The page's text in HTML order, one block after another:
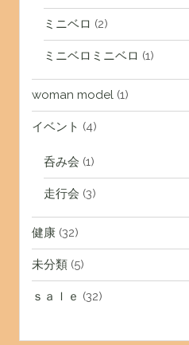
ミニベロ (2)
ミニベロミニベロ (1)
woman model(1)
イベント (4)
呑み会 (1)
走行会 (3)
健康(32)
未分類(5)
ｓａｌｅ (32)